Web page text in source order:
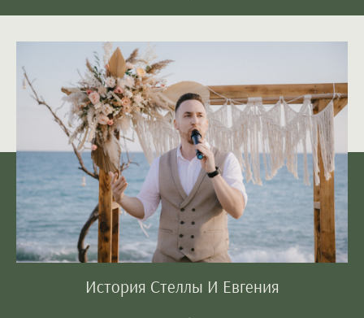
История Стеллы И Евгения